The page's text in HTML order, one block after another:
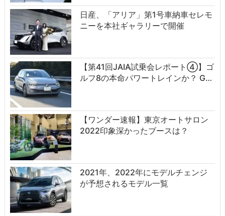
日産、「アリア」第1号車納車セレモ
ニーを本社ギャラリーで開催
【第41回JAIA試乗会レポート④】ゴ
ルフ8の本命パワートレインか？ G…
【ワンダー速報】東京オートサロン
2022印象深かったブースは？
2021年、2022年にモデルチェンジ
が予想されるモデル一覧